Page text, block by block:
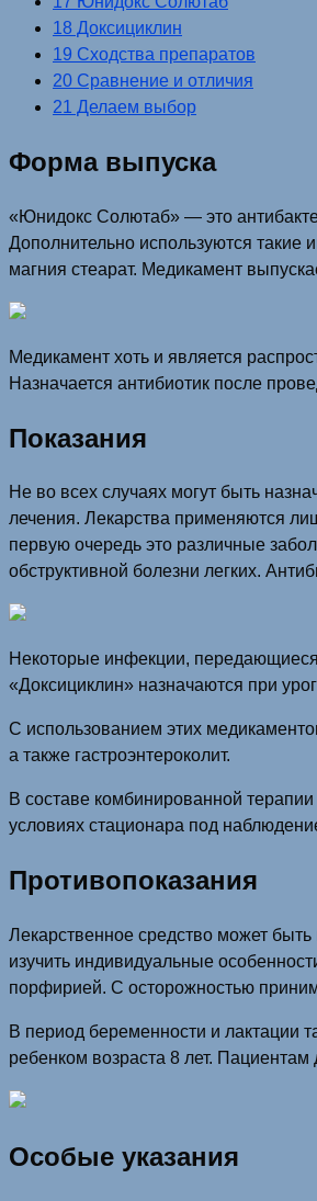
18 Доксициклин
19 Сходства препаратов
20 Сравнение и отличия
21 Делаем выбор
Форма выпуска
«Юнидокс Солютаб» — это
Дополнительно используются такие
магния стеарат. Медикамент
Медикамент хоть и является
Назначается антибиотик после
Показания
Не во всех случаях могут быть
лечения. Лекарства применяются
первую очередь это различные
обструктивной болезни легких.
Некоторые инфекции,
«Доксициклин» назначаются при
С использованием этих
а также гастроэнтероколит.
В составе комбинированной
условиях стационара под
Противопоказания
Лекарственное средство может
изучить индивидуальные
порфирией. С осторожностью
В период беременности и лактации
ребенком возраста 8 лет.
Особые указания